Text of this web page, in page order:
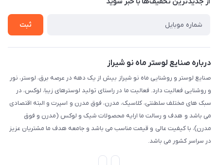
راهنما
ثبت
درباره صنایع لوستر ماه نو شیراز
صنایع لوستر و روشنایی ماه نو شیراز بیش از یک دهه در عرصه برق، لوستر، نور
و روشنایی فعالیت دارد. فعالیت ما در راستای تولید لوسترهای زیبا، لوکس، در
سبک های مختلف سلطنتی، کلاسیک، مدرن، فوق مدرن و اسپرت و البته اقتصادی
می باشد و هدف و رسالت ما ارایه محصولات شیک و لوکس (مدرن و فوق
مدرن)، با کیفیت عالی و قیمت مناسب می باشد و جامعه هدف ما مشتریان عزیز
در سراسر کشور می باشد.